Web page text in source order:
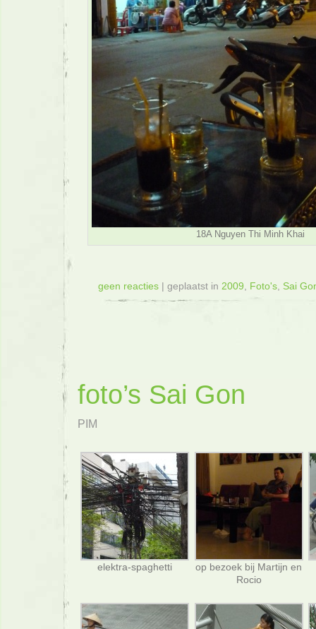
18A Nguyen Thi Minh Khai
geen reacties | geplaatst in 2009 Foto's Sai
foto’s Sai Gon
PIM
elektra-spaghetti
op bezoek bij Martijn en
Rocio